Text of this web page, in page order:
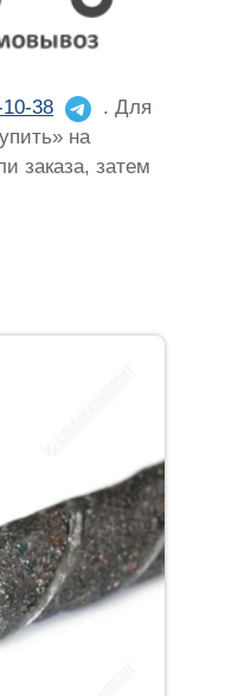
38
. Для
на
заказа, затем